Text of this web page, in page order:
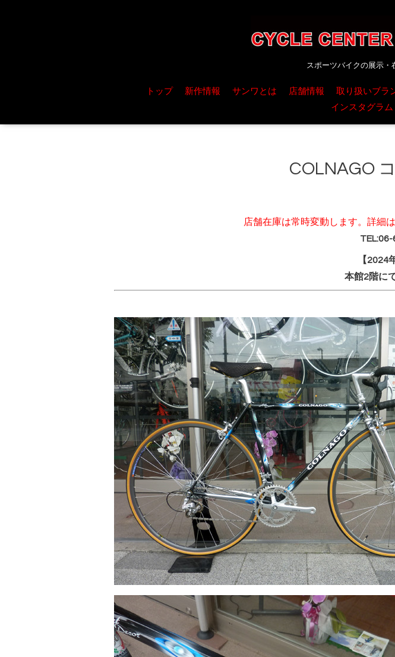
スポーツバイクの展示・
トップ 新作情報 サンワとは 店舗情報 取り扱いブラ
インスタグラム
COLNAGO
店舗在庫は常時変動します。詳細
【2024
本館2階に